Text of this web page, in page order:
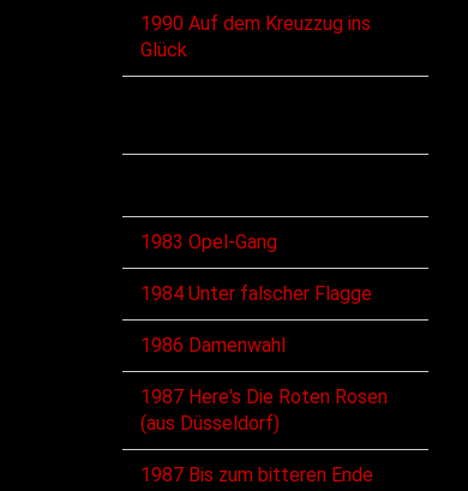
1990 Auf dem Kreuzzug ins
Glück
1983 Opel-Gang
1984 Unter falscher Flagge
1986 Damenwahl
1987 Here's Die Roten Rosen
(aus Düsseldorf)
1987 Bis zum bitteren Ende